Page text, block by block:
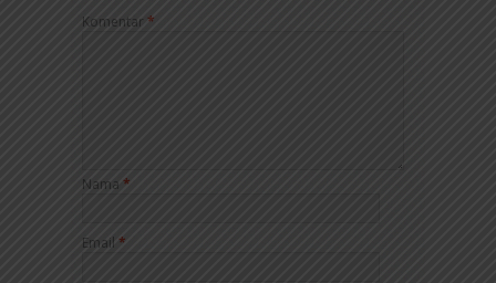
Komentar*
Nama *
Email *